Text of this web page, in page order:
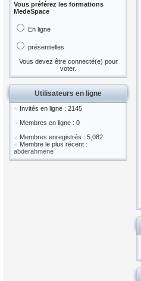
Vous préférez les formations
MedeSpace
En ligne
présentielles
Vous devez être connecté(e) pour
voter.
Utilisateurs en ligne
Invités en ligne : 2145
Membres en ligne : 0
Membres enregistrés : 5,082
Membre le plus récent :
abderahmene